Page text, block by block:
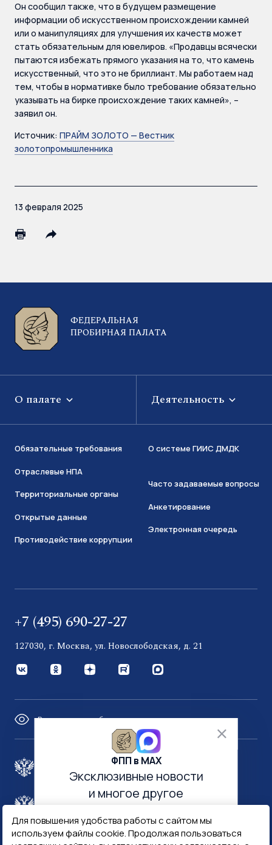
Для повышения удобства работы с сайтом мы
используем файлы cookie. Продолжая пользоваться
Он сообщил также, что в будущем размещение
информации об искусственном происхождении камней
или о манипуляциях для улучшения их качеств может
стать обязательным для ювелиров. «Продавцы всячески
пытаются избежать прямого указания на то, что камень
искусственный, что это не бриллиант. Мы работаем над
тем, чтобы в нормативке было требование обязательно
указывать на бирке происхождение таких камней», –
заявил он.
Источник: ПРАЙМ ЗОЛОТО — Вестник
золотопромышленника
13 февраля 2025
ФЕДЕРАЛЬНАЯ
ПРОБИРНАЯ ПАЛАТА
О палате Деятельность
Обязательные требования
Отраслевые НПА
Территориальные органы
Открытые данные
Противодействие коррупции
О системе ГИИС ДМДК
Часто задаваемые вопросы
Анкетирование
Электронная очередь
+7 (495) 690-27-27
127030, г. Москва, ул. Новослободская, д. 21
Версия для слабовидящих
Правительство России
ФПП в МАХ
Эксклюзивные новости
и многое другое